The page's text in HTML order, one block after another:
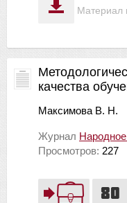
Материал
80
качества
Максимова В. Н.
Журнал
Просмотров: 227